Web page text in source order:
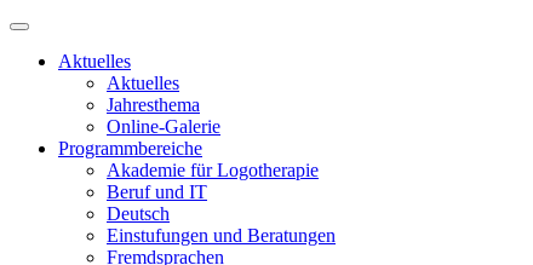
Aktuelles
Aktuelles
Jahresthema
Online-Galerie
Programmbereiche
Akademie für Logotherapie
Beruf und IT
Deutsch
Einstufungen und Beratungen
Fremdsprachen